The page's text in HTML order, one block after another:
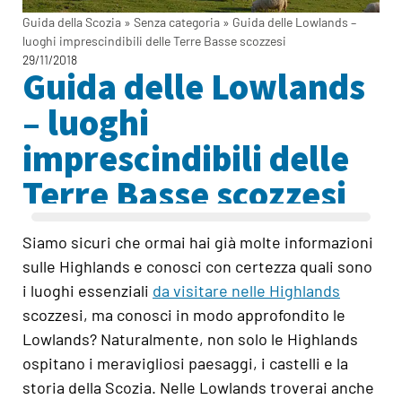
Guida della Scozia » Senza categoria » Guida delle Lowlands –
luoghi imprescindibili delle Terre Basse scozzesi
29/11/2018
Guida delle Lowlands
– luoghi
imprescindibili delle
Terre Basse scozzesi
Siamo sicuri che ormai hai già molte informazioni
sulle Highlands e conosci con certezza quali sono
i luoghi essenziali da visitare nelle Highlands
scozzesi, ma conosci in modo approfondito le
Lowlands? Naturalmente, non solo le Highlands
ospitano i meravigliosi paesaggi, i castelli e la
storia della Scozia. Nelle Lowlands troverai anche